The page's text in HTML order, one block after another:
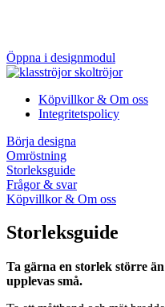
Öppna i designmodul
Köpvillkor & Om oss
Integritetspolicy
Börja designa
Omröstning
Storleksguide
Frågor & svar
Köpvillkor & Om oss
Storleksguide
Ta gärna en storlek större
upplevas små.